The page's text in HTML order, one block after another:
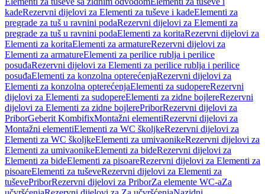
kadeRezervni dijelovi za Elementi za tuševe i kadeElementi za
pregrade za tuš u ravnini podaRezervni dijelovi za Elementi za
pregrade za tuš u ravnini podaElementi za koritaRezervni dijelovi za
Elementi za koritaElementi za armatureRezervni dijelovi za
Elementi za armatureElementi za perilice rublja i perilice
posuđaRezervni dijelovi za Elementi za perilice rublja i perilice
posuđaElementi za konzolna opterećenjaRezervni dijelovi za
Elementi za konzolna opterećenjaElementi za sudopereRezervni
dijelovi za Elementi za sudopereElementi za zidne bojlereRezervni
dijelovi za Elementi za zidne bojlerePriborRezervni dijelovi za
PriborGeberit KombifixMontažni elementiRezervni dijelovi za
Montažni elementiElementi za WC školjkeRezervni dijelovi za
Elementi za WC školjkeElementi za umivaonikeRezervni dijelovi za
Elementi za umivaonikeElementi za bideRezervni dijelovi za
Elementi za bideElementi za pisoareRezervni dijelovi za Elementi za
pisoareElementi za tuševeRezervni dijelovi za Elementi za
tuševePriborRezervni dijelovi za PriborZa elemente WC-aZa